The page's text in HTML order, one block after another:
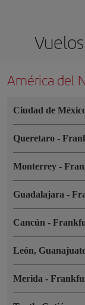
América del
Ciudad de
Queretaro -
Monterrey -
Guadalajara -
Cancún -
León,
Merida -